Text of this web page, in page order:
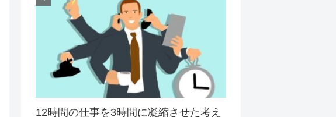
12時間の仕事を3時間に凝縮させた考え